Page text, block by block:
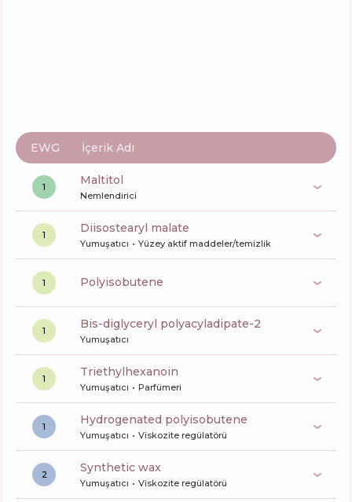
EWG İçerik Adı
1 maltitol
Nemlendirici
1 diisostearyl malate
Yumuşatıcı Yüzey aktif maddeler/temizlik
1 polyisobutene
1 bis-diglyceryl polyacyladipate-2
Yumuşatıcı
1 triethylhexanoin
Yumuşatıcı Parfümeri
1 hydrogenated polyisobutene
Yumuşatıcı Viskozite regülatörü
2 synthetic wax
Yumuşatıcı Viskozite regülatörü